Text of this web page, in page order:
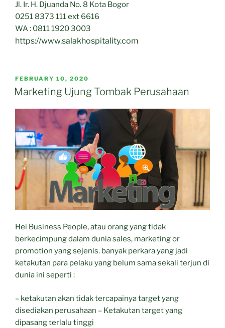
Jl. Ir. H. Djuanda No. 8 Kota Bogor
0251 8373 111 ext 6616
WA : 0811 1920 3003
https://www.salakhospitality.com
POSTED
ON
FEBRUARY 10, 2020
Marketing Ujung Tombak Perusahaan
Hei Business People, atau orang yang tidak
berkecimpung dalam dunia sales, marketing or
promotion yang sejenis. banyak perkara yang jadi
ketakutan para pelaku yang belum sama sekali terjun di
dunia ini seperti :
– ketakutan akan tidak tercapainya target yang
disediakan perusahaan – Ketakutan target yang
dipasang terlalu tinggi